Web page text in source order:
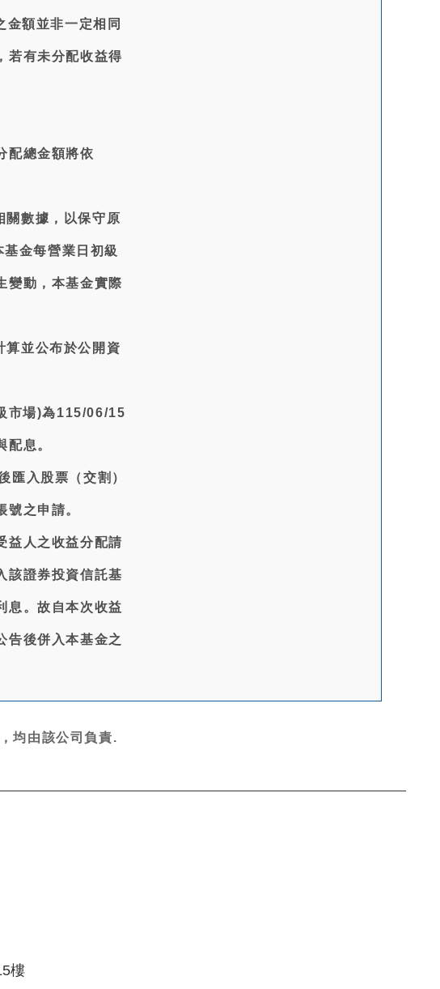
額並非一定相同
若有未分配收益得
配總金額將依
數據，以保守原
金每營業日初級
變動，本基金實際
算並公布於公開資
市場)為115/06/15
配息。
匯入股票（交割）
之申請。
益人之收益分配請
該證券投資信託基
息。故自本次收益
告後併入本基金之
均由該公司負責.
樓